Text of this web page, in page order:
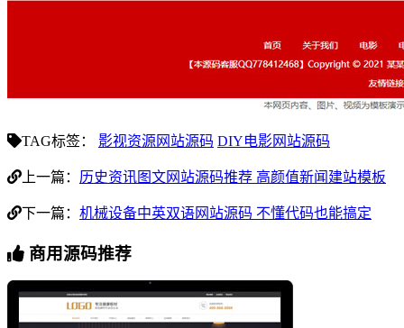
TAG标签： 影视资源网站源码 DIY电影网站源码
上一篇： 历史资讯图文网站源码推荐 高颜值新闻建站模板
下一篇： 机械设备中英双语网站源码 不懂代码也能搞定
商用源码推荐